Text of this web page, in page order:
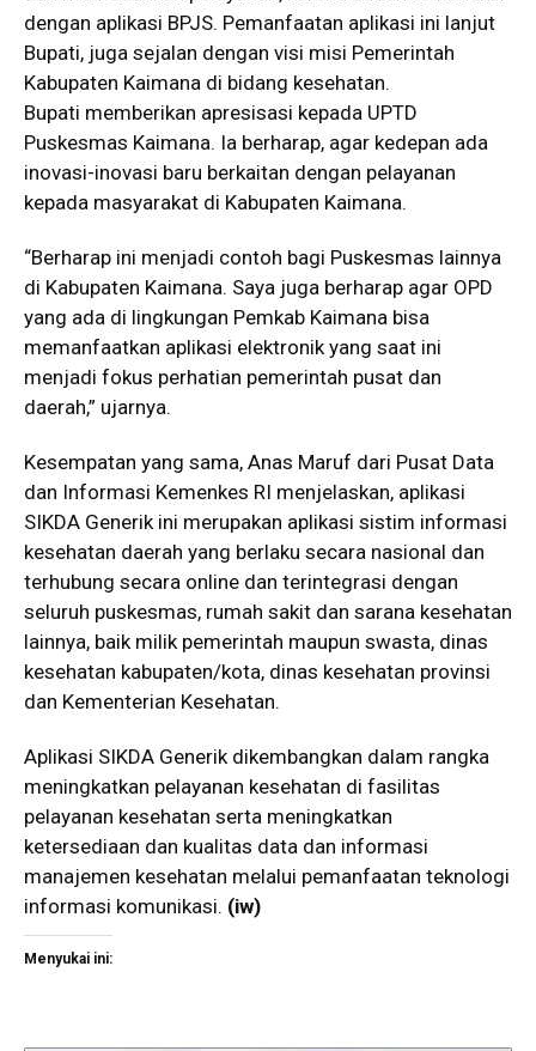
dengan aplikasi BPJS. Pemanfaatan aplikasi ini lanjut
Bupati, juga sejalan dengan visi misi Pemerintah
Kabupaten Kaimana di bidang kesehatan.
Bupati memberikan apresisasi kepada UPTD
Puskesmas Kaimana. Ia berharap, agar kedepan ada
inovasi-inovasi baru berkaitan dengan pelayanan
kepada masyarakat di Kabupaten Kaimana.
“Berharap ini menjadi contoh bagi Puskesmas lainnya
di Kabupaten Kaimana. Saya juga berharap agar OPD
yang ada di lingkungan Pemkab Kaimana bisa
memanfaatkan aplikasi elektronik yang saat ini
menjadi fokus perhatian pemerintah pusat dan
daerah,” ujarnya.
Kesempatan yang sama, Anas Maruf dari Pusat Data
dan Informasi Kemenkes RI menjelaskan, aplikasi
SIKDA Generik ini merupakan aplikasi sistim informasi
kesehatan daerah yang berlaku secara nasional dan
terhubung secara online dan terintegrasi dengan
seluruh puskesmas, rumah sakit dan sarana kesehatan
lainnya, baik milik pemerintah maupun swasta, dinas
kesehatan kabupaten/kota, dinas kesehatan provinsi
dan Kementerian Kesehatan.
Aplikasi SIKDA Generik dikembangkan dalam rangka
meningkatkan pelayanan kesehatan di fasilitas
pelayanan kesehatan serta meningkatkan
ketersediaan dan kualitas data dan informasi
manajemen kesehatan melalui pemanfaatan teknologi
informasi komunikasi. (iw)
Menyukai ini: